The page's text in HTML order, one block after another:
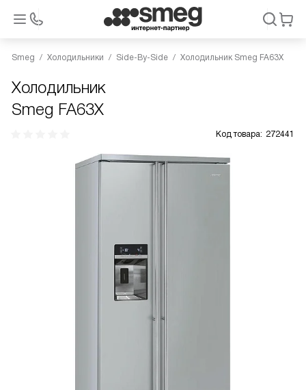
Smeg Холодильники Side-By-Side Холодильник Smeg FA63X
Холодильник
Smeg FA63X
Код товара: 272441